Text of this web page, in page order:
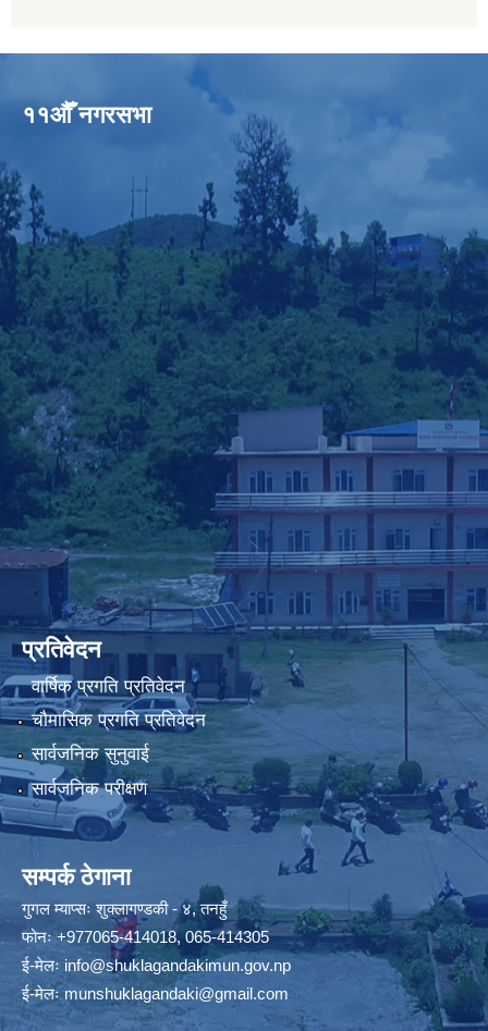
११औँ नगरसभा
प्रतिवेदन
वार्षिक प्रगति प्रतिवेदन
चौमासिक प्रगति प्रतिवेदन
सार्वजनिक सुनुवाई
सार्वजनिक परीक्षण
सम्पर्क ठेगाना
गुगल म्याप्सःशुक्लागण्डकी - ४, तनहुँ
फोनः+977065-414018,065-414305
ई-मेलः info@shuklagandakimun.gov.np
ई-मेलःmunshuklagandaki@gmail.com